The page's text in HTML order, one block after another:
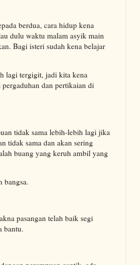
berdua, cara hidup kena
dulu waktu malam asyik main
Bagi isteri sudah kena belajar
lagi tergigit, jadi kita kena
dan pertikaian di
tidak sama lebih-lebih lagi jika
tidak sama dan akan sering
buang yang keruh ambil yang
bangsa.
pasangan telah baik segi
bantu.